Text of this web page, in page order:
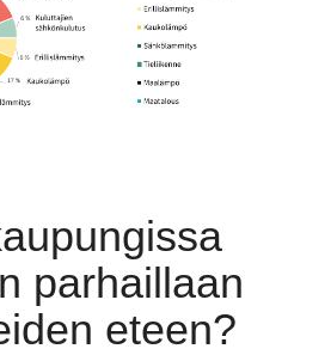
parhaillaan
eteen?